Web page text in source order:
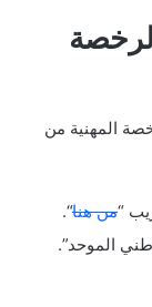
المهنية من
“من هنا“.
الموحد”.